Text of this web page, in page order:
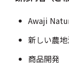
Awaji
新しい農
商品開発